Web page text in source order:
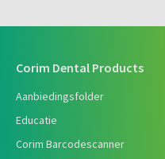
Corim Dental Products
Aanbiedingsfolder
Educatie
Corim Barcodescanner